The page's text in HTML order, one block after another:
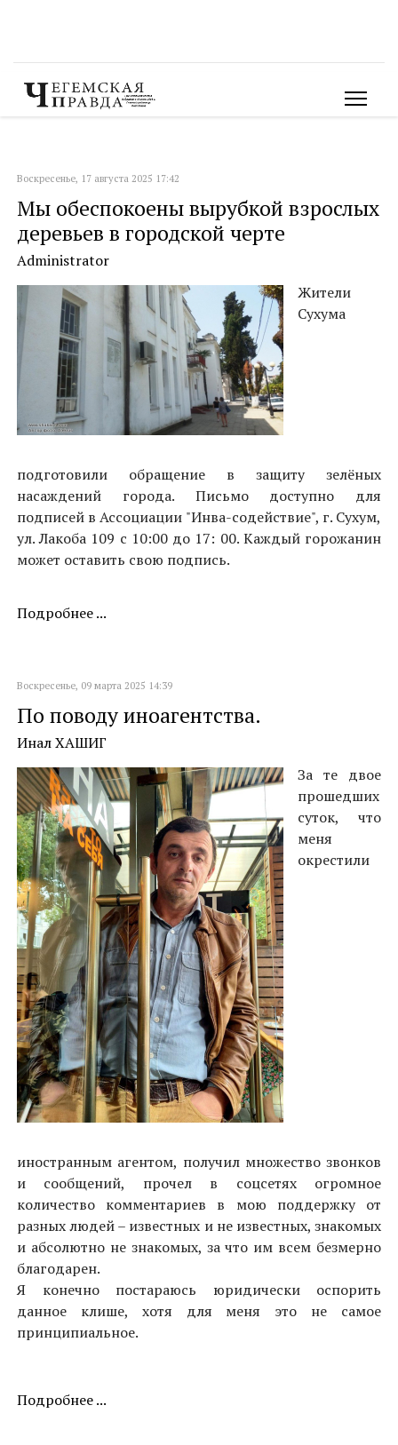
Воскресенье, 17 августа 2025 17:42
Мы обеспокоены вырубкой взрослых
деревьев в городской черте
Administrator
Жители
Сухума
подготовили обращение в защиту зелёных
насаждений города. Письмо доступно для
подписей в Ассоциации "Инва-содействие", г. Сухум,
ул. Лакоба 109 с 10:00 до 17: 00. Каждый горожанин
может оставить свою подпись.
Подробнее ...
Воскресенье, 09 марта 2025 14:39
По поводу иноагентства.
Инал ХАШИГ
За те двое
прошедших
суток, что
меня
окрестили
иностранным агентом, получил множество звонков
и сообщений, прочел в соцсетях огромное
количество комментариев в мою поддержку от
разных людей – известных и не известных, знакомых
и абсолютно не знакомых, за что им всем безмерно
благодарен.
Я конечно постараюсь юридически оспорить
данное клише, хотя для меня это не самое
принципиальное.
Подробнее ...